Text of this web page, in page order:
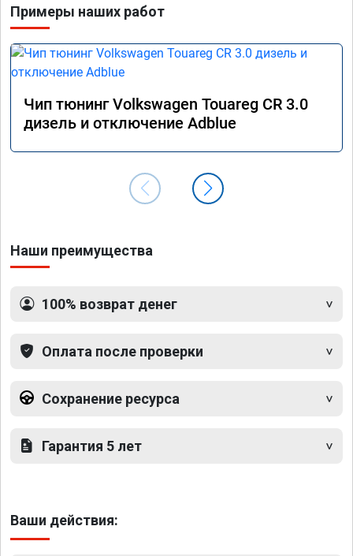
Примеры наших работ
Чип тюнинг Volkswagen Touareg CR 3.0
дизель и отключение Adblue
Наши преимущества
100% возврат денег
Оплата после проверки
Сохранение ресурса
Гарантия 5 лет
Ваши действия: